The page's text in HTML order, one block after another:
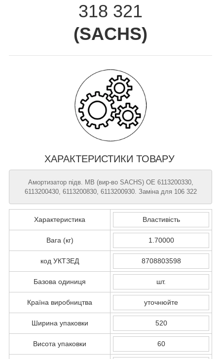
318 321
(SACHS)
ХАРАКТЕРИСТИКИ ТОВАРУ
Амортизатор підв. MB (вир-во SACHS) OE 6113200330,
6113200430, 6113200830, 6113200930. Заміна для 106 322
Характеристика Властивість
Вага (кг) 1.70000
код УКТЗЕД 8708803598
Базова одиниця шт.
Країна виробництва уточнюйте
Ширина упаковки 520
Висота упаковки 60